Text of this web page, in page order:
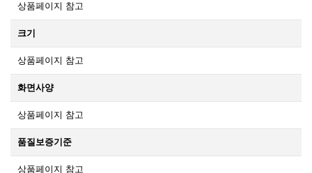
상품페이지 참고
크기
상품페이지 참고
화면사양
상품페이지 참고
품질보증기준
상품페이지 참고